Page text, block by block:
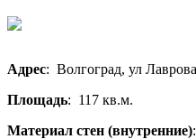
Адрес: Волгоград, ул
Площадь: 117 кв.м.
Материал стен (внутренние)